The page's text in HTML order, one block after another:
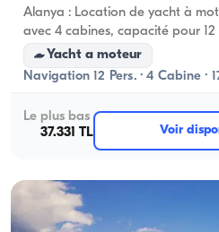
Alanya : Location de yacht à
avec 4 cabines, capacité pour 12
Yacht a moteur
Navigation 12 Pers. · 4 Cabine ·
Le plus bas
37.331 TL
Voir